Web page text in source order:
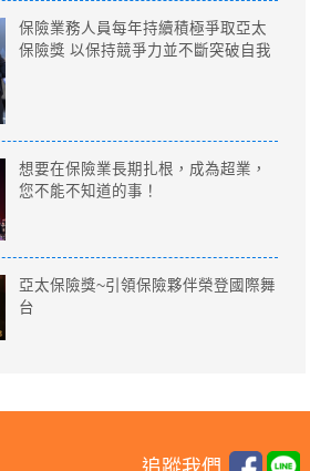
保險業務人員每年持續積極爭取亞太
保險獎 以保持競爭力並不斷突破自我
想要在保險業長期扎根，成為超業，
您不能不知道的事！
亞太保險獎~引領保險夥伴榮登國際舞
台